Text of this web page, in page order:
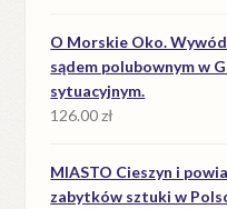
O Morskie Oko.
sądem polubownym w
sytuacyjnym.
126.00zł
MIASTO Cieszyn i
zabytków sztuki w